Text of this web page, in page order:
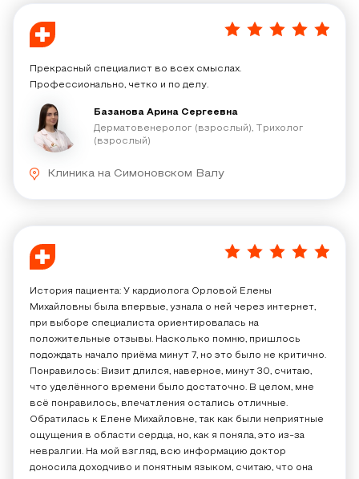
5/5
Прекрасный специалист во всех смыслах.
Профессионально, четко и по делу.
Базанова Арина Сергеевна
Дерматовенеролог (взрослый), Трихолог
(взрослый)
Клиника на Симоновском Валу
5/5
История пациента: У кардиолога Орловой Елены
Михайловны была впервые, узнала о ней через интернет,
при выборе специалиста ориентировалась на
положительные отзывы. Насколько помню, пришлось
подождать начало приёма минут 7, но это было не критично.
Понравилось: Визит длился, наверное, минут 30, считаю,
что уделённого времени было достаточно. В целом, мне
всё понравилось, впечатления остались отличные.
Обратилась к Елене Михайловне, так как были неприятные
ощущения в области сердца, но, как я поняла, это из-за
невралгии. На мой взгляд, всю информацию доктор
доносила доходчиво и понятным языком, считаю, что она